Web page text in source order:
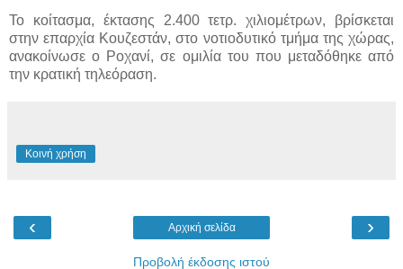
Το κοίτασμα, έκτασης 2.400 τετρ. χιλιομέτρων, βρίσκεται
στην επαρχία Κουζεστάν, στο νοτιοδυτικό τμήμα της χώρας,
ανακοίνωσε ο Ροχανί, σε ομιλία του που μεταδόθηκε από
την κρατική τηλεόραση.
Κοινή χρήση
‹ ›
Αρχική σελίδα
Προβολή έκδοσης ιστού